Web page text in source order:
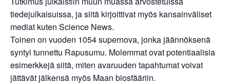
tiedejulkaisuissa, ja siitä kirjoittivat myös kansainväliset
mediat kuten Science News.
Toinen on vuoden 1054 supernova, jonka jäännöksenä
syntyi tunnettu Rapusumu. Molemmat ovat potentiaalisia
esimerkkejä siitä, miten avaruuden tapahtumat voivat
jättävät jälkensä myös Maan biosfääriin.